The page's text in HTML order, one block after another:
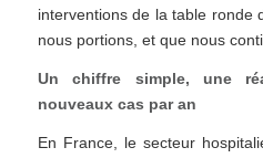
interventions de la table ronde
nous portions, et que nous
Un chiffre simple, une
nouveaux cas par an
En France, le secteur